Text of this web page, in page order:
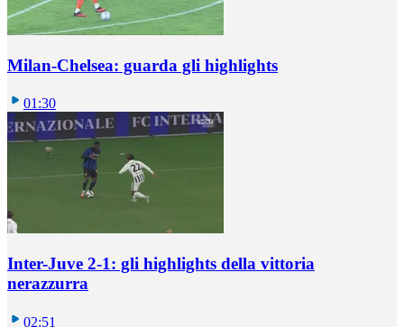
Milan-Chelsea: guarda gli highlights
01:30
Inter-Juve 2-1: gli highlights della vittoria
nerazzurra
02:51